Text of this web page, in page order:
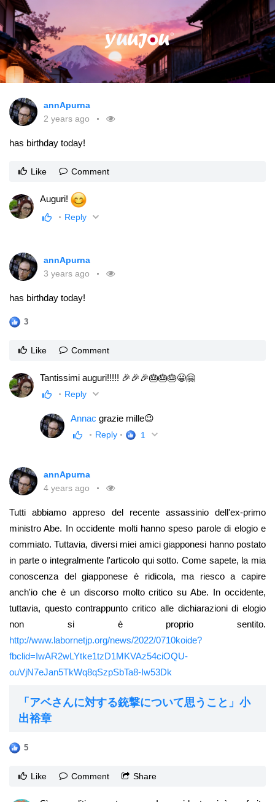
annApurna
2 years ago
has birthday today!
Like Comment
Auguri!
Reply
annApurna
3 years ago
has birthday today!
3
Like Comment
Tantissimi auguri!!!!! 🎉🎉🎉🎂🎂🎂😀🤗
Reply
Annac grazie mille😉
Reply 1
annApurna
4 years ago
Tutti abbiamo appreso del recente assassinio dell'ex-primo
ministro Abe. In occidente molti hanno speso parole di elogio e
commiato. Tuttavia, diversi miei amici giapponesi hanno postato
in parte o integralmente l'articolo qui sotto. Come sapete, la mia
conoscenza del giapponese è ridicola, ma riesco a capire
anch'io che è un discorso molto critico su Abe. In occidente,
tuttavia, questo contrappunto critico alle dichiarazioni di elogio
non si è proprio sentito.
http://www.labornetjp.org/news/2022/0710koide?
fbclid=IwAR2wLYtke1tzD1MKVAz54ciOQU-
ouVjN7eJan5TkWq8qSzpSbTa8-Iw53Dk
「アベさんに対する銃撃について思うこと」小
出裕章
5
Like Comment Share